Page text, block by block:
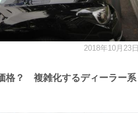
格？ 複雑化するディーラー系
2018年10月23日